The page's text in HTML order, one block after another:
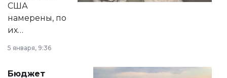
США
намерены, по
их
принести
5 января, 9:36
Бюджет